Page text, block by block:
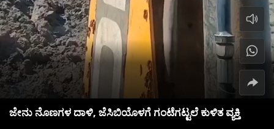
ಜೇನು ನೊಣಗಳ ದಾಳಿ, ಜೆಸಿಬಿಯೊಳಗೆ ಗಂಟೆಗಟ್ಟಲೆ ಕುಳಿತ ವ್ಯಕ್ತಿ